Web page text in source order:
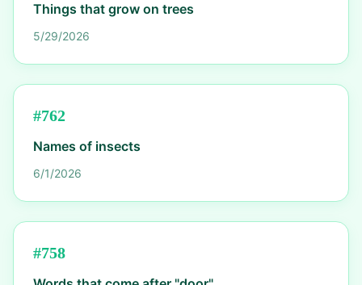
Things that grow on trees
5/29/2026
#762
Names of insects
6/1/2026
#758